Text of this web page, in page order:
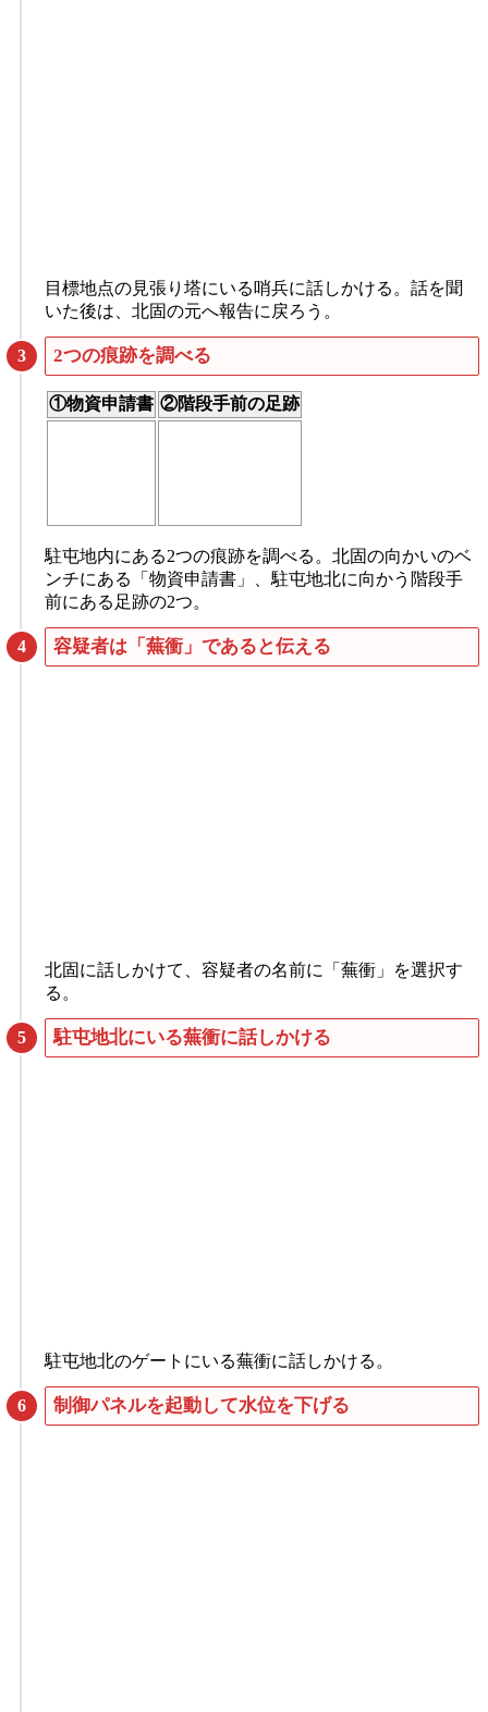
目標地点の見張り塔にいる哨兵に話しかける。話を聞
いた後は、北固の元へ報告に戻ろう。
2つの痕跡を調べる
①物資申請書 ②階段手前の足跡
駐屯地内にある2つの痕跡を調べる。北固の向かいのベ
ンチにある「物資申請書」、駐屯地北に向かう階段手
前にある足跡の2つ。
容疑者は「蕪衝」であると伝える
北固に話しかけて、容疑者の名前に「蕪衝」を選択す
る。
駐屯地北にいる蕪衝に話しかける
駐屯地北のゲートにいる蕪衝に話しかける。
制御パネルを起動して水位を下げる